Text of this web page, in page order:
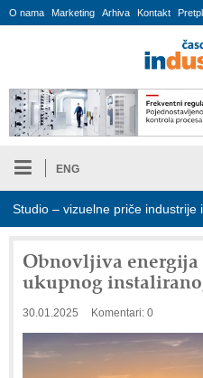
O nama Marketing Arhiva Kontakt
ENG
– vizuelne priče industrije i
Obnovljiva energija
ukupnog
30.01.2025 Komentari: 0